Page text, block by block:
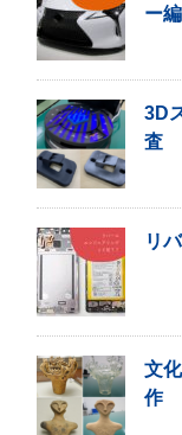
ー
3D
査
リ
文
作